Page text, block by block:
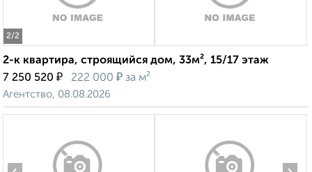
2/2
2-к квартира, строящийся дом, 33м², 15/17 этаж
7 250 520 ₽ 222 000 ₽ за м²
Агентство, 08.08.2026